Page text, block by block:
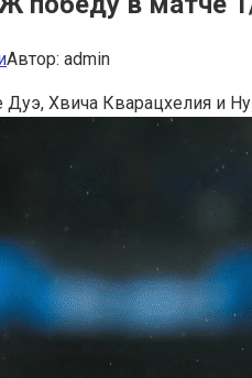
Автор: admin
Дуэ, Хвича Кварацхелия и